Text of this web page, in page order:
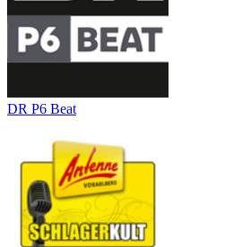
DR P6 Beat